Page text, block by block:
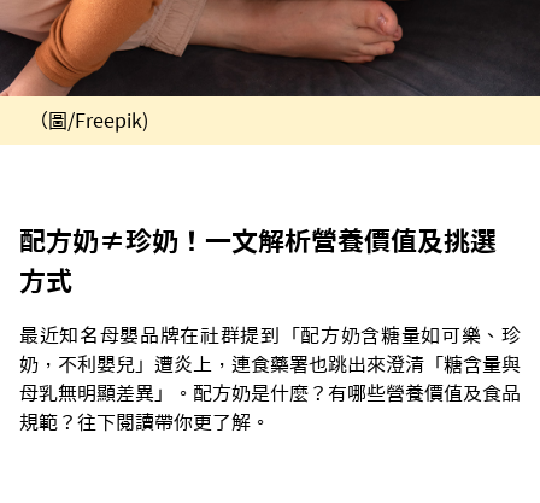
（圖/Freepik)
配方奶≠珍奶！一文解析營養價值及挑選
方式
最近知名母嬰品牌在社群提到「配方奶含糖量如可樂、珍
奶，不利嬰兒」遭炎上，連食藥署也跳出來澄清「糖含量與
母乳無明顯差異」。配方奶是什麼？有哪些營養價值及食品
規範？往下閱讀帶你更了解。